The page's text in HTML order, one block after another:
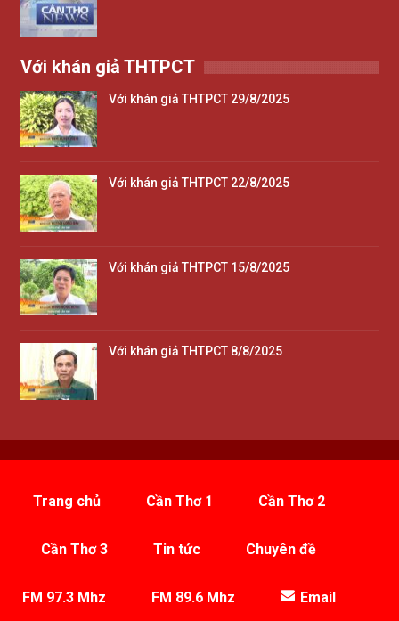
Với khán giả THTPCT
Với khán giả THTPCT 29/8/2025
Với khán giả THTPCT 22/8/2025
Với khán giả THTPCT 15/8/2025
Với khán giả THTPCT 8/8/2025
Trang chủ Cần Thơ 1 Cần Thơ 2
Cần Thơ 3 Tin tức Chuyên đề
FM 97.3 Mhz FM 89.6 Mhz Email